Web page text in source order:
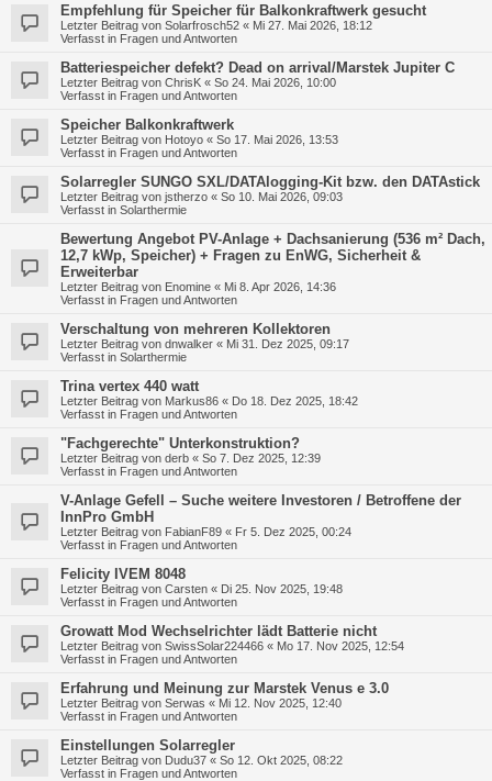
Empfehlung für Speicher für Balkonkraftwerk gesucht
Letzter Beitrag von Solarfrosch52 « Mi 27. Mai 2026, 18:12
Verfasst in Fragen und Antworten
Batteriespeicher defekt? Dead on arrival/Marstek Jupiter C
Letzter Beitrag von ChrisK « So 24. Mai 2026, 10:00
Verfasst in Fragen und Antworten
Speicher Balkonkraftwerk
Letzter Beitrag von Hotoyo « So 17. Mai 2026, 13:53
Verfasst in Fragen und Antworten
Solarregler SUNGO SXL/DATAlogging-Kit bzw. den DATAstick
Letzter Beitrag von jstherzo « So 10. Mai 2026, 09:03
Verfasst in Solarthermie
Bewertung Angebot PV-Anlage + Dachsanierung (536 m² Dach,
12,7 kWp, Speicher) + Fragen zu EnWG, Sicherheit &
Erweiterbar
Letzter Beitrag von Enomine « Mi 8. Apr 2026, 14:36
Verfasst in Fragen und Antworten
Verschaltung von mehreren Kollektoren
Letzter Beitrag von dnwalker « Mi 31. Dez 2025, 09:17
Verfasst in Solarthermie
Trina vertex 440 watt
Letzter Beitrag von Markus86 « Do 18. Dez 2025, 18:42
Verfasst in Fragen und Antworten
"Fachgerechte" Unterkonstruktion?
Letzter Beitrag von derb « So 7. Dez 2025, 12:39
Verfasst in Fragen und Antworten
V-Anlage Gefell – Suche weitere Investoren / Betroffene der
InnPro GmbH
Letzter Beitrag von FabianF89 « Fr 5. Dez 2025, 00:24
Verfasst in Fragen und Antworten
Felicity IVEM 8048
Letzter Beitrag von Carsten « Di 25. Nov 2025, 19:48
Verfasst in Fragen und Antworten
Growatt Mod Wechselrichter lädt Batterie nicht
Letzter Beitrag von SwissSolar224466 « Mo 17. Nov 2025, 12:54
Verfasst in Fragen und Antworten
Erfahrung und Meinung zur Marstek Venus e 3.0
Letzter Beitrag von Serwas « Mi 12. Nov 2025, 12:40
Verfasst in Fragen und Antworten
Einstellungen Solarregler
Letzter Beitrag von Dudu37 « So 12. Okt 2025, 08:22
Verfasst in Fragen und Antworten